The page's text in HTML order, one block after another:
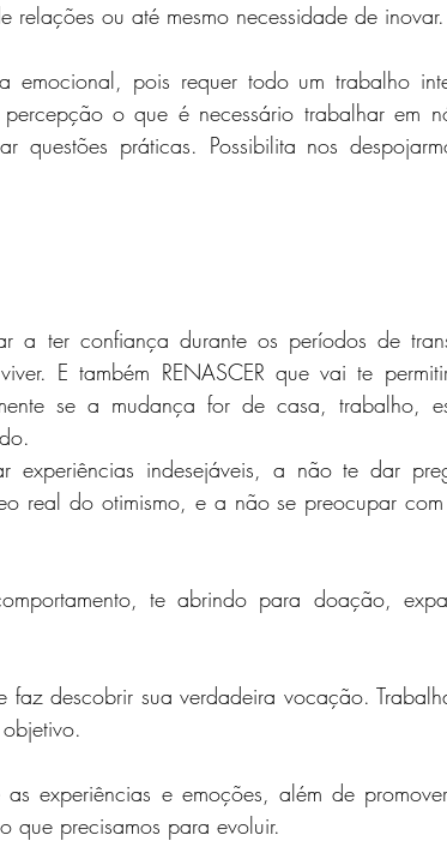
relações ou até mesmo necessidade de inovar.
pois requer todo um trabalho
o que é necessário trabalhar em
questões práticas. Possibilita nos
a ter confiança durante os períodos de
E também RENASCER que vai te
se a mudança for de casa, trabalho,
experiências indesejáveis, a não te dar
real do otimismo, e a não se preocupar com
te abrindo para doação,
faz descobrir sua verdadeira vocação.
as experiências e emoções, além de
que precisamos para evoluir.